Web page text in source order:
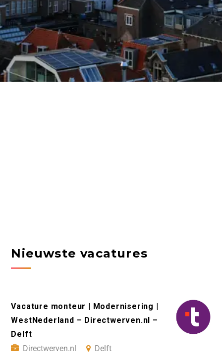
Nieuwste vacatures
Vacature monteur | Modernisering |
WestNederland – Directwerven.nl –
Delft
Directwerven.nl
Delft